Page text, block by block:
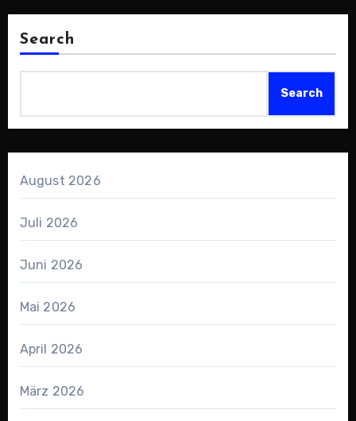
Search
Search
August 2026
Juli 2026
Juni 2026
Mai 2026
April 2026
März 2026